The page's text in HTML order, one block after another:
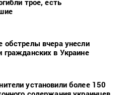
обстрелы вчера унесли
гражданских в Украине
установили более 150